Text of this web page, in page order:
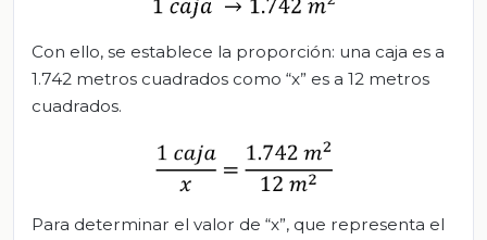
Con ello, se establece la proporción: una caja es a
1.742 metros cuadrados como “x” es a 12 metros
cuadrados.
Para determinar el valor de “x”, que representa el